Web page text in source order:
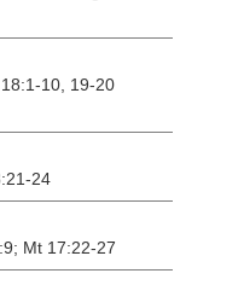
10, 19-20
24
Mt 17:22-27